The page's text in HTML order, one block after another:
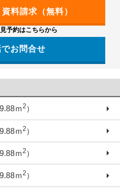
予約はこちらから
お問合せ
ｍ2）
ｍ 2）
ｍ 2）
ｍ2）